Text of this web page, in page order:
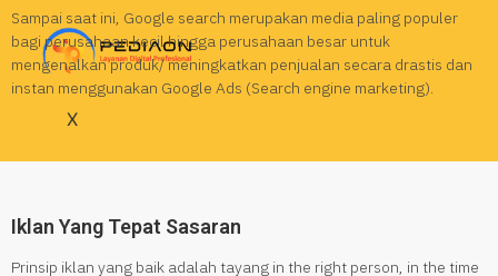
X
Sampai saat ini, Google search merupakan media paling populer
bagi perusahaan kecil hingga perusahaan besar untuk
mengenalkan produk/ meningkatkan penjualan secara drastis dan
instan menggunakan Google Ads (Search engine marketing).
Iklan Yang Tepat Sasaran
Prinsip iklan yang baik adalah tayang in the right person, in the time